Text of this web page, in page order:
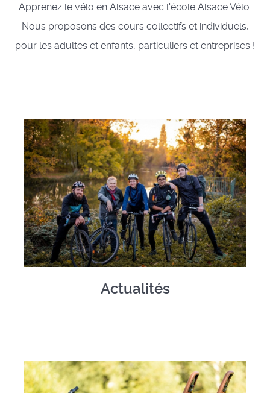
Apprenez le vélo en Alsace avec l'école Alsace Vélo.
Nous proposons des cours collectifs et individuels,
pour les adultes et enfants, particuliers et entreprises !
Actualités